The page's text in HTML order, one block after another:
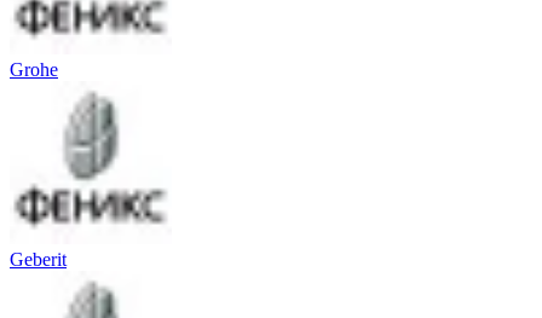
Grohe
Geberit